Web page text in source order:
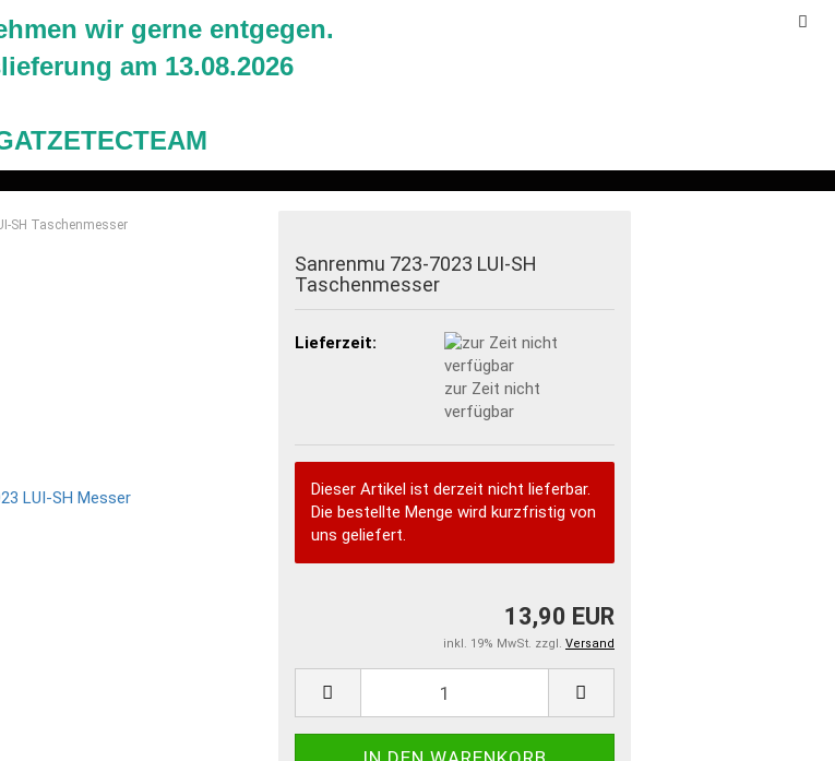
wir gerne entgegen.
am 13.08.2026
MESSER
SH Taschenmesser
Sanrenmu 723-7023 LUI-SH
Taschenmesser
Lieferzeit:
zur Zeit nicht
verfügbar
Dieser Artikel ist derzeit nicht lieferbar.
Die bestellte Menge wird kurzfristig von
uns geliefert.
13,90 EUR
inkl. 19% MwSt. zzgl. Versand